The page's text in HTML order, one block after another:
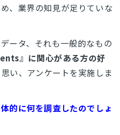
、業界の知見が足りていな
ータ、それも一般的なもの
』に関心がある方の好
思い、アンケートを実施しま
的に何を調査したのでしょ